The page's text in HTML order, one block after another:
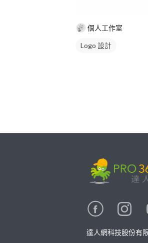
個人工作室
Logo 設計
達人網科技股份有